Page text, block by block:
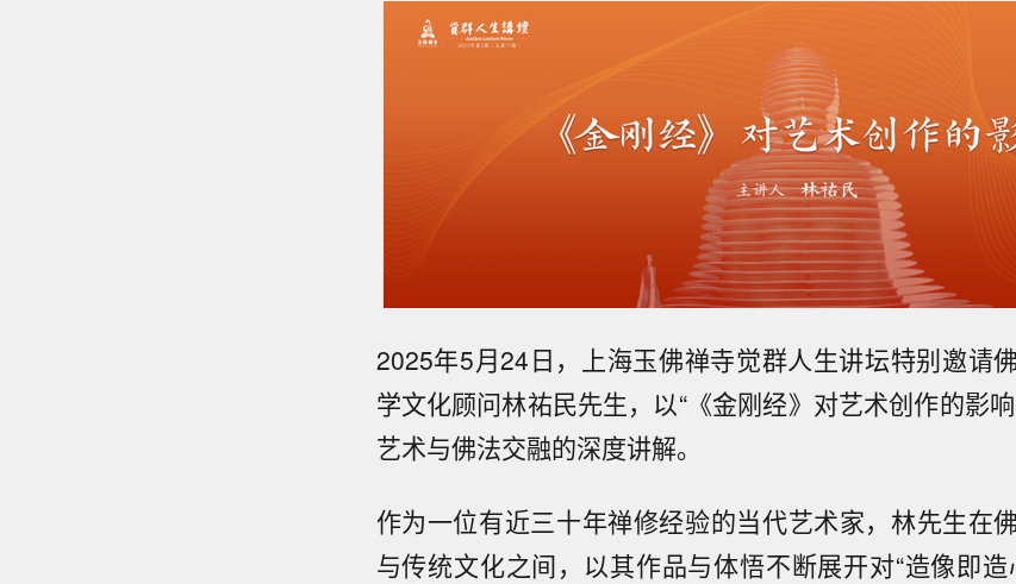
2025年5月24日，上海玉佛禅寺觉群人生讲坛特别邀请
学文化顾问林祐民先生，以“《金刚经》对艺术创作的影
艺术与佛法交融的深度讲解。
作为一位有近三十年禅修经验的当代艺术家，林先生在
与传统文化之间，以其作品与体悟不断展开对“造像即